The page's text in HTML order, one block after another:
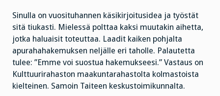
Sinulla on vuosituhannen käsikirjoitusidea ja työstät
sitä tiukasti. Mielessä polttaa kaksi muutakin aihetta,
jotka haluaisit toteuttaa. Laadit kaiken pohjalta
apurahahakemuksen neljälle eri taholle. Palautetta
tulee: ”Emme voi suostua hakemukseesi.” Vastaus on
Kulttuurirahaston maakuntarahastolta kolmastoista
kielteinen. Samoin Taiteen keskustoimikunnalta.